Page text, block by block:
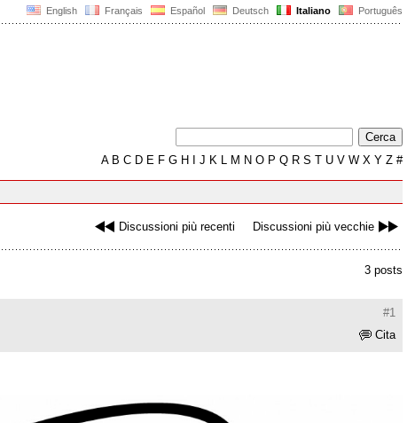
English Français Español Deutsch Italiano Português
AB C D E F G H J K L M N O P Q R S T U V W X Y Z #
Discussioni più recenti Discussioni più vecchie
3 posts
#1
Cita